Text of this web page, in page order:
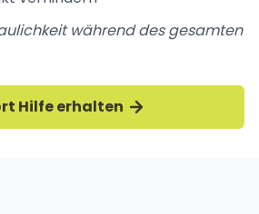
während des gesamten
Hilfe erhalten